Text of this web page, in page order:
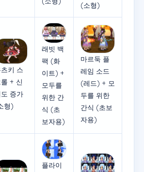
(소형)
키 스
+ 신
증가
형)
래빗 백
팩 (화
이트) +
모두를
위한 간
식 (초
보자용)
마르둑 플
레임 소드
(레드) + 모
두를 위한
간식 (초보
자용)
플라이